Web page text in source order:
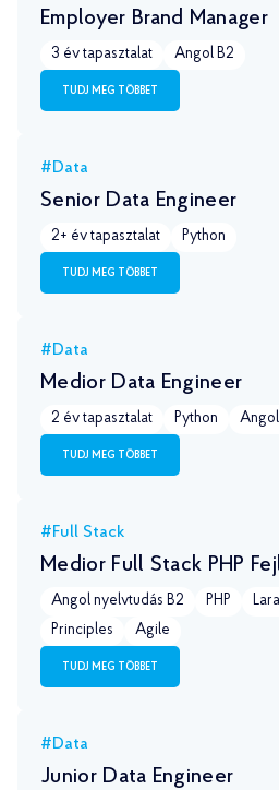
Employer Brand Manager
3 év tapasztalat Angol B2
TUDJ MEG TÖBBET
#Data
Senior Data Engineer
2+ év tapasztalat Python
TUDJ MEG TÖBBET
#Data
Medior Data Engineer
2 év tapasztalat Python
TUDJ MEG TÖBBET
#Full Stack
Medior Full Stack PHP
Angol nyelvtudás B2 PHP
Principles
Agile
TUDJ MEG TÖBBET
#Data
Junior Data Engineer